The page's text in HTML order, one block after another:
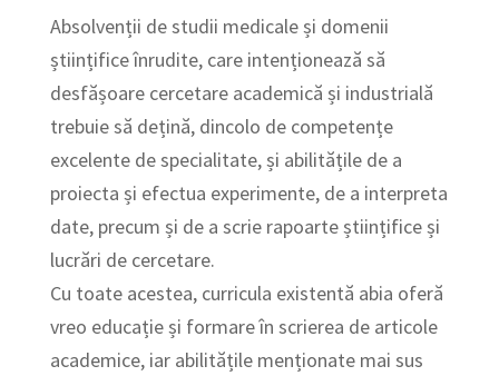
Absolvenții de studii medicale și domenii
științifice înrudite, care intenționează să
desfășoare cercetare academică și industrială
trebuie să dețină, dincolo de competențe
excelente de specialitate, și abilitățile de a
proiecta și efectua experimente, de a interpreta
date, precum și de a scrie rapoarte științifice și
lucrări de cercetare.
Cu toate acestea, curricula existentă abia oferă
vreo educație și formare în scrierea de articole
academice, iar abilitățile menționate mai sus